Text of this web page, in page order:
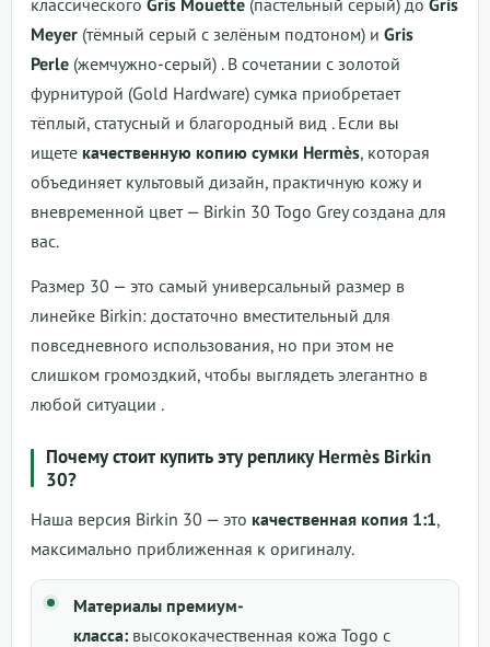
Meyer (тёмный серый с зелёным подтоном) и Gris
Perle (жемчужно-серый) . В сочетании с золотой
фурнитурой (Gold Hardware) сумка приобретает
тёплый, статусный и благородный вид . Если вы
ищете качественную копию сумки Hermès, которая
объединяет культовый дизайн, практичную кожу и
вневременной цвет — Birkin 30 Togo Grey создана для
вас.
Размер 30 — это самый универсальный размер в
линейке Birkin: достаточно вместительный для
повседневного использования, но при этом не
слишком громоздкий, чтобы выглядеть элегантно в
любой ситуации .
Почему стоит купить эту реплику Hermès Birkin
30?
Наша версия Birkin 30 — это качественная копия 1:1,
максимально приближенная к оригиналу.
Материалы премиум-
класса: высококачественная кожа Togo с